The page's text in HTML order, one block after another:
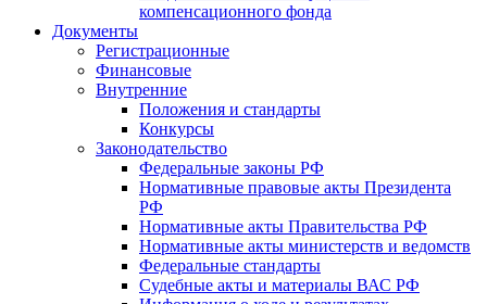
компенсационного фонда
Документы
Регистрационные
Финансовые
Внутренние
Положения и стандарты
Конкурсы
Законодательство
Федеральные законы РФ
Нормативные правовые акты Президента
РФ
Нормативные акты Правительства РФ
Нормативные акты министерств и ведомств
Федеральные стандарты
Судебные акты и материалы ВАС РФ